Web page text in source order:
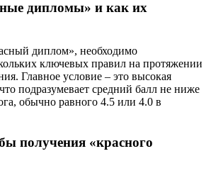
дипломы» и как их
диплом», необходимо
ключевых правил на протяжении
Главное условие – это высокая
подразумевает средний балл не ниже
обычно равного 4.5 или 4.0 в
получения «красного